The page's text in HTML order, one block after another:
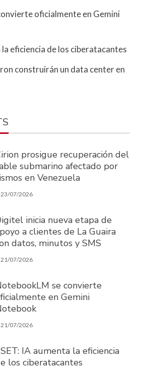
oficialmente en Gemini
la eficiencia de los ciberatacantes
construirán un data center en
prosigue recuperación del
submarino afectado por
en Venezuela
23/07/2026
inicia nueva etapa de
a clientes de La Guaira
datos, minutos y SMS
21/07/2026
se convierte
en Gemini
21/07/2026
IA aumenta la eficiencia
los ciberatacantes